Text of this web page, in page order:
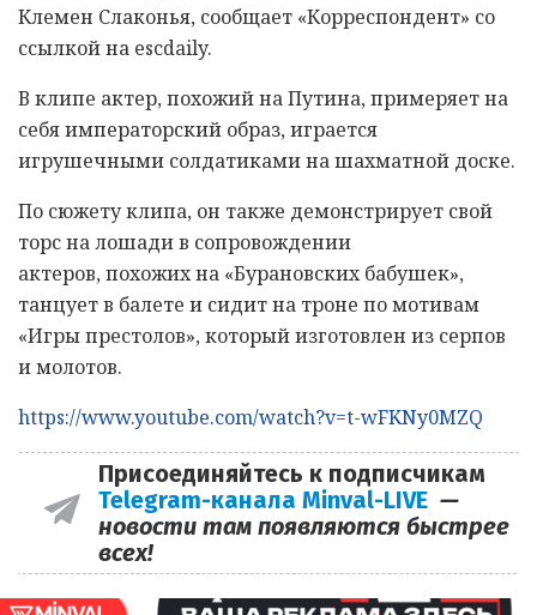
Клемен Слаконья, сообщает «Корреспондент» со
ссылкой на escdaily.
В клипе актер, похожий на Путина, примеряет на
себя императорский образ, играется
игрушечными солдатиками на шахматной доске.
По сюжету клипа, он также демонстрирует свой
торс на лошади в сопровождении
актеров, похожих на «Бурановских бабушек»,
танцует в балете и сидит на троне по мотивам
«Игры престолов», который изготовлен из серпов
и молотов.
https://www.youtube.com/watch?v=t-wFKNy0MZQ
Присоединяйтесь к подписчикам
Telegram-канала Minval-LIVE —
новости там появляются быстрее
всех!